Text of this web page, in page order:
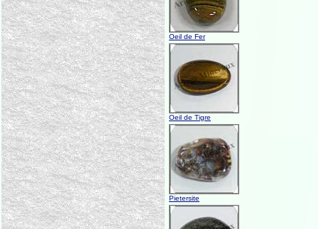
Oeil de Fer
Oeil de Tigre
Pietersite